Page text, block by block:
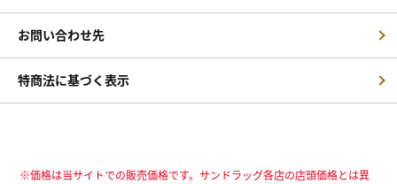
お問い合わせ先
特商法に基づく表示
※価格は当サイトでの販売価格です。サンドラッグ各店の店頭価格とは異